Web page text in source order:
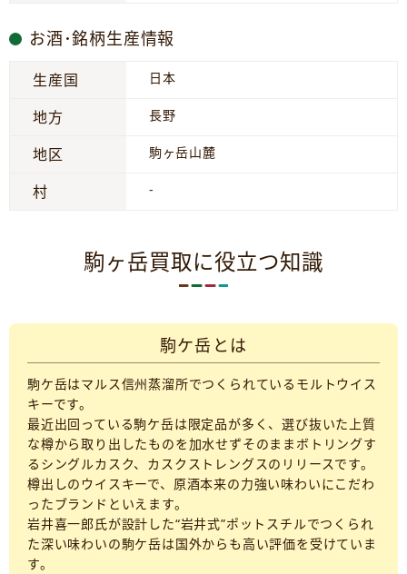
お酒･銘柄生産情報
生産国 日本
地方 長野
地区 駒ヶ岳山麓
村 -
駒ヶ岳買取に役立つ知識
駒ケ岳とは
駒ケ岳はマルス信州蒸溜所でつくられているモルトウイス
キーです。
最近出回っている駒ケ岳は限定品が多く、選び抜いた上質
な樽から取り出したものを加水せずそのままボトリングす
るシングルカスク、カスクストレングスのリリースです。
樽出しのウイスキーで、原酒本来の力強い味わいにこだわ
ったブランドといえます。
岩井喜一郎氏が設計した“岩井式”ポットスチルでつくられ
た深い味わいの駒ケ岳は国外からも高い評価を受けていま
す。